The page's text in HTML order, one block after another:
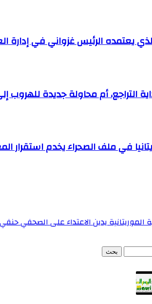
يعتمده الرئيس غزواني في إدارة
أم محاولة جديدة للهروب
في ملف الصحراء يخدم استقرار
الموريتانية يدين الاعتداء على الصحفي